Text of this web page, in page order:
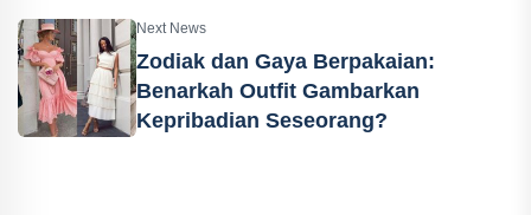
Next News
Zodiak dan Gaya Berpakaian:
Benarkah Outfit Gambarkan
Kepribadian Seseorang?